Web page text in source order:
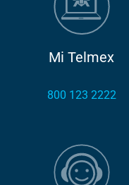
Mi Telmex
800 123 2222